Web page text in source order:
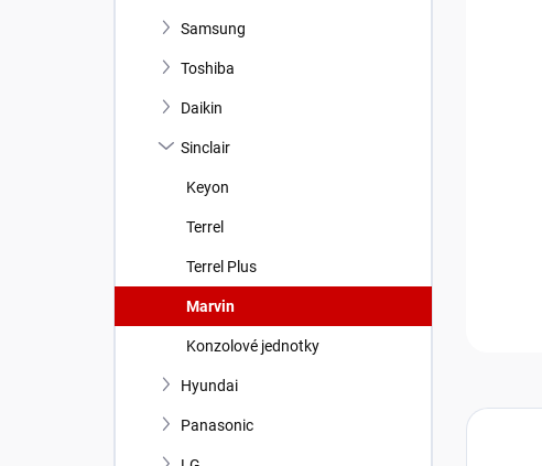
Samsung
Toshiba
Daikin
Sinclair
Keyon
Terrel
Terrel Plus
Marvin
Konzolové jednotky
Hyundai
Panasonic